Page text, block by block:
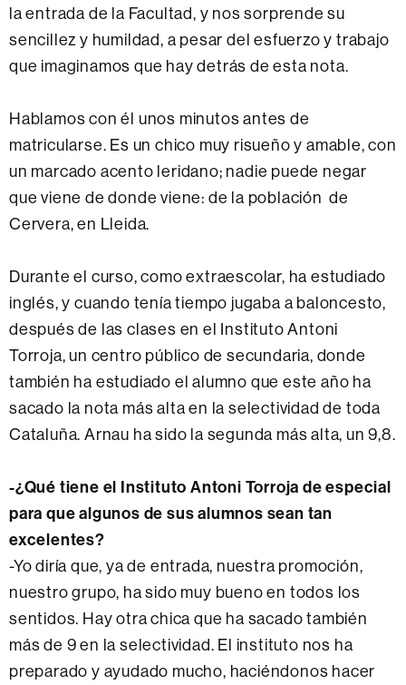
la entrada de la Facultad, y nos sorprende su
sencillez y humildad, a pesar del esfuerzo y trabajo
que imaginamos que hay detrás de esta nota.
Hablamos con él unos minutos antes de
matricularse. Es un chico muy risueño y amable, con
un marcado acento leridano; nadie puede negar
que viene de donde viene: de la población de
Cervera, en Lleida.
Durante el curso, como extraescolar, ha estudiado
inglés, y cuando tenía tiempo jugaba a baloncesto,
después de las clases en el Instituto Antoni
Torroja, un centro público de secundaria, donde
también ha estudiado el alumno que este año ha
sacado la nota más alta en la selectividad de toda
Cataluña. Arnau ha sido la segunda más alta, un 9,8.
-¿Qué tiene el Instituto Antoni Torroja de especial
para que algunos de sus alumnos sean tan
excelentes?
-Yo diría que, ya de entrada, nuestra promoción,
nuestro grupo, ha sido muy bueno en todos los
sentidos. Hay otra chica que ha sacado también
más de 9 en la selectividad. El instituto nos ha
preparado y ayudado mucho, haciéndonos hacer